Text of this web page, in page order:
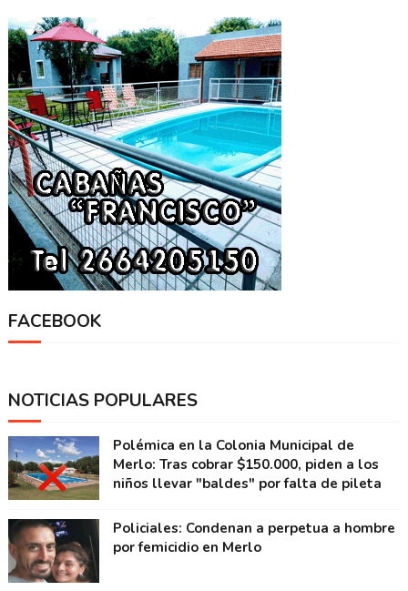
FACEBOOK
NOTICIAS POPULARES
Polémica en la Colonia Municipal de
Merlo: Tras cobrar $150.000, piden a los
niños llevar "baldes" por falta de pileta
Policiales: Condenan a perpetua a hombre
por femicidio en Merlo